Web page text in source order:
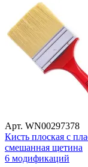
Арт. WN00297378
Кисть плоская с
смешанная щетина
6 модификаций